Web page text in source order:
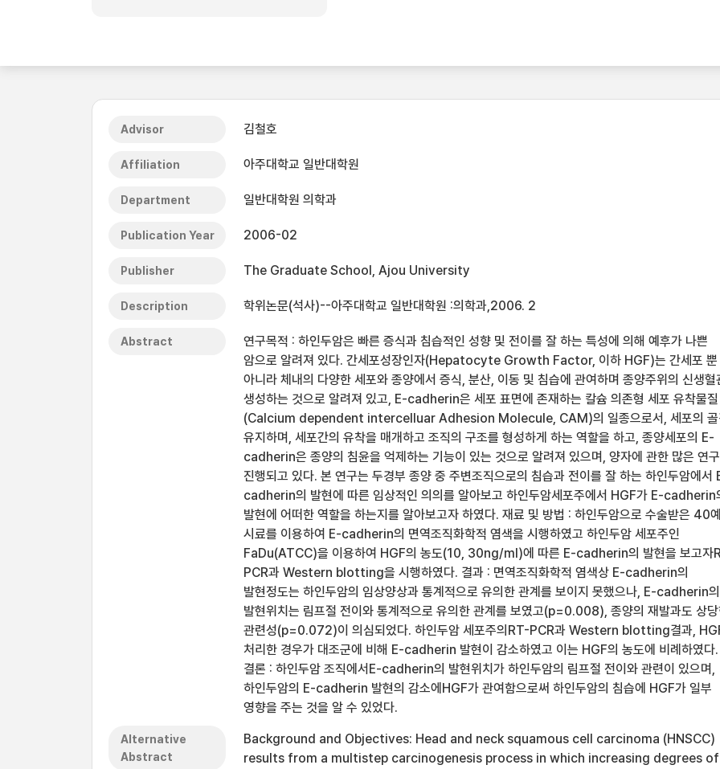
Advisor 김철호
Affiliation 아주대학교 일반대학원
Department 일반대학원 의학과
Publication Year 2006-02
Publisher The Graduate School, Ajou University
Description 학위논문(석사)--아주대학교 일반대학원 :의학과,2006. 2
Abstract
연구목적 : 하인두암은 빠른 증식과 침습적인 성향 및 전이를 잘 하는 특성에 의해 예후가 나쁜
암으로 알려져 있다. 간세포성장인자(Hepatocyte Growth Factor, 이하 HGF)는 간세포 뿐
아니라 체내의 다양한 세포와 종양에서 증식, 분산, 이동 및 침습에 관여하며 종양주위의 신생혈
생성하는 것으로 알려져 있고, E-cadherin은 세포 표면에 존재하는 칼슘 의존형 세포 유착물질
(Calcium dependent intercelluar Adhesion Molecule, CAM)의 일종으로서, 세포의 골
유지하며, 세포간의 유착을 매개하고 조직의 구조를 형성하게 하는 역할을 하고, 종양세포의 E-
cadherin은 종양의 침윤을 억제하는 기능이 있는 것으로 알려져 있으며, 양자에 관한 많은 연
진행되고 있다. 본 연구는 두경부 종양 중 주변조직으로의 침습과 전이를 잘 하는 하인두암에서
cadherin의 발현에 따른 임상적인 의의를 알아보고 하인두암세포주에서 HGF가 E-cadherin
발현에 어떠한 역할을 하는지를 알아보고자 하였다. 재료 및 방법 : 하인두암으로 수술받은 40
시료를 이용하여 E-cadherin의 면역조직화학적 염색을 시행하였고 하인두암 세포주인
FaDu(ATCC)을 이용하여 HGF의 농도(10, 30ng/ml)에 따른 E-cadherin의 발현을 보고자
PCR과 Western blotting을 시행하였다. 결과 : 면역조직화학적 염색상 E-cadherin의
발현정도는 하인두암의 임상양상과 통계적으로 유의한 관계를 보이지 못했으나, E-cadherin의
발현위치는 림프절 전이와 통계적으로 유의한 관계를 보였고(p=0.008), 종양의 재발과도 상
관련성(p=0.072)이 의심되었다. 하인두암 세포주의RT-PCR과 Western blotting결과,
처리한 경우가 대조군에 비해 E-cadherin 발현이 감소하였고 이는 HGF의 농도에 비례하였다.
결론 : 하인두암 조직에서E-cadherin의 발현위치가 하인두암의 림프절 전이와 관련이 있으며,
하인두암의 E-cadherin 발현의 감소에HGF가 관여함으로써 하인두암의 침습에 HGF가 일부
영향을 주는 것을 알 수 있었다.
Alternative
Abstract
Background and Objectives: Head and neck squamous cell carcinoma (HNSCC)
results from a multistep carcinogenesis process in which increasing degrees of